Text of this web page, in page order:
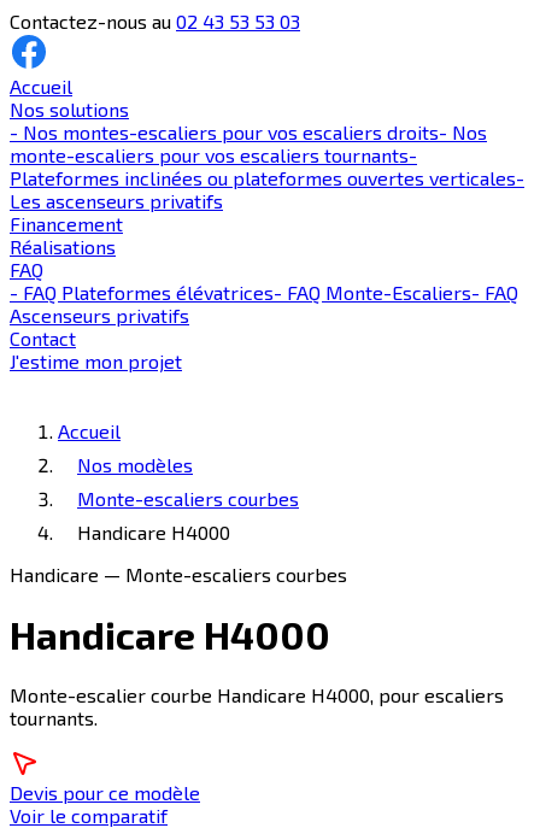
Contactez-nous au 02 43 53 53 03
Accueil
Nos solutions
- Nos montes-escaliers pour vos escaliers droits- Nos
monte-escaliers pour vos escaliers tournants-
Plateformes inclinées ou plateformes ouvertes verticales-
Les ascenseurs privatifs
Financement
Réalisations
FAQ
- FAQ Plateformes élévatrices- FAQ Monte-Escaliers- FAQ
Ascenseurs privatifs
Contact
J'estime mon projet
Accueil
Nos modèles
Monte-escaliers courbes
Handicare H4000
Handicare — Monte-escaliers courbes
Handicare H4000
Monte-escalier courbe Handicare H4000, pour escaliers
tournants.
Devis pour ce modèle
Voir le comparatif